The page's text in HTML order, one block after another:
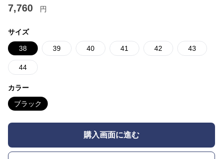
7,760 円
サイズ
38 39 40 41 42 43
44
カラー
ブラック
購入画面に進む